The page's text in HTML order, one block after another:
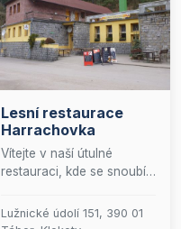
Lesní restaurace
Harrachovka
Vítejte v naší útulné
restauraci, kde se snoubí
přístupem. S láskou
připravujeme jak teplé, tak
Lužnické údolí 151, 390 01